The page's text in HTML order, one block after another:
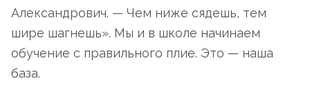
Александрович. — Чем ниже сядешь, тем
шире шагнешь». Мы и в школе начинаем
обучение с правильного плие. Это — наша
база.